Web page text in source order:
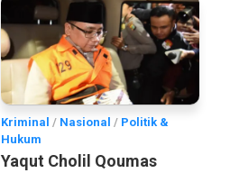
Kriminal / Nasional / Politik &
Hukum
Yaqut Cholil Qoumas